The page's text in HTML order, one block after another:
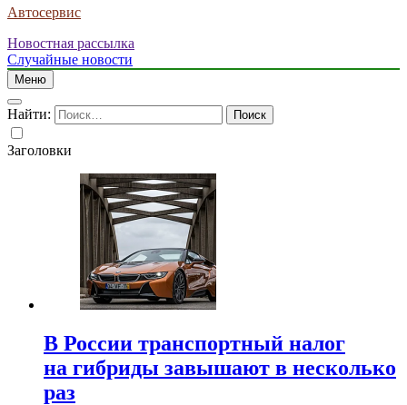
Автосервис
Новостная рассылка
Случайные новости
Меню
Найти:
Заголовки
В России транспортный налог
на гибриды завышают в несколько
раз